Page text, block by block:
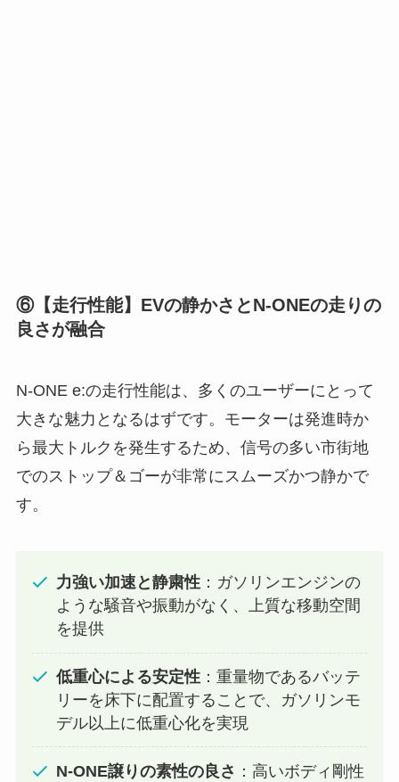
⑥【走行性能】EVの静かさとN-ONEの走りの
良さが融合
N-ONE e:の走行性能は、多くのユーザーにとって
大きな魅力となるはずです。モーターは発進時か
ら最大トルクを発生するため、信号の多い市街地
でのストップ＆ゴーが非常にスムーズかつ静かで
す。
力強い加速と静粛性：ガソリンエンジンの
ような騒音や振動がなく、上質な移動空間
を提供
低重心による安定性：重量物であるバッテ
リーを床下に配置することで、ガソリンモ
デル以上に低重心化を実現
N-ONE譲りの素性の良さ ：高いボディ剛性